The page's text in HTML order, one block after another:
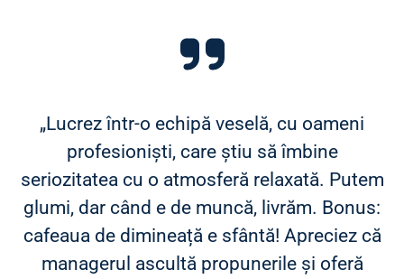
„Lucrez într-o echipă veselă, cu oameni
profesioniști, care știu să îmbine
seriozitatea cu o atmosferă relaxată. Putem
glumi, dar când e de muncă, livrăm. Bonus:
cafeaua de dimineață e sfântă! Apreciez că
managerul ascultă propunerile și oferă